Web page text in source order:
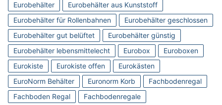
Eurobehälter
Eurobehälter aus Kunststoff
Eurobehälter für Rollenbahnen
Eurobehälter geschlossen
Eurobehälter gut belüftet
Eurobehälter günstig
Eurobehälter lebensmittelecht
Eurobox
Euroboxen
Eurokiste
Eurokiste offen
Eurokästen
EuroNorm Behälter
Euronorm Korb
Fachbodenregal
Fachboden Regal
Fachbodenregale